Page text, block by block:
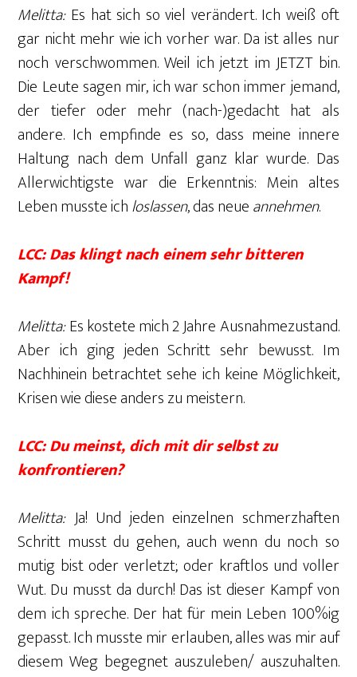
Melitta: Es hat sich so viel verändert. Ich weiß oft
gar nicht mehr wie ich vorher war. Da ist alles nur
noch verschwommen. Weil ich jetzt im JETZT bin.
Die Leute sagen mir, ich war schon immer jemand,
der tiefer oder mehr (nach-)gedacht hat als
andere. Ich empfinde es so, dass meine innere
Haltung nach dem Unfall ganz klar wurde. Das
Allerwichtigste war die Erkenntnis: Mein altes
Leben musste ichloslassen, das neueannehmen.
LCC: Das klingt nach einem sehr bitteren
Kampf!
Melitta:Es kostete mich 2 Jahre Ausnahmezustand.
Aber ich ging jeden Schritt sehr bewusst. Im
Nachhinein betrachtet sehe ich keine Möglichkeit,
Krisen wie diese anders zu meistern.
LCC: Du meinst, dich mit dir selbst zu
konfrontieren?
Melitta: Ja! Und jeden einzelnen schmerzhaften
Schritt musst du gehen, auch wenn du noch so
mutig bist oder verletzt; oder kraftlos und voller
Wut. Du musst da durch! Das ist dieser Kampf von
dem ich spreche. Der hat für mein Leben 100%ig
gepasst. Ich musste mir erlauben, alles was mir auf
diesem Weg begegnet auszuleben/ auszuhalten.